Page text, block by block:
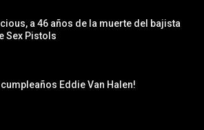
a 46 años de la muerte del bajista
Sex Pistols
cumpleaños Eddie Van Halen!